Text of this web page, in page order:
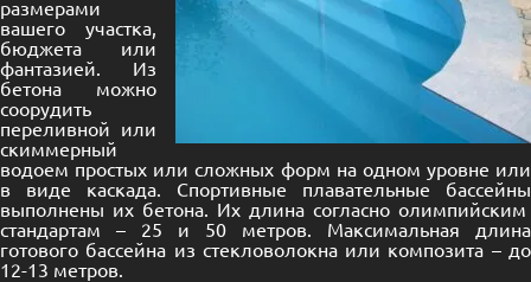
размерами
вашего участка,
бюджета или
фантазией. Из
бетона можно
соорудить
переливной или
скиммерный
водоем простых или сложных форм на одном уровне или
в виде каскада. Спортивные плавательные бассейны
выполнены их бетона. Их длина согласно олимпийским
стандартам – 25 и 50 метров. Максимальная длина
готового бассейна из стекловолокна или композита – до
12-13 метров.